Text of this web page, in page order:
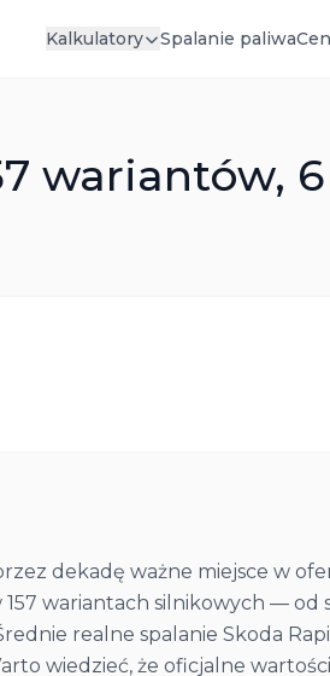
Kalkulatory Spalanie paliwa
wariantów,
dekadę ważne miejsce w
wariantach silnikowych —
realne spalanie Skoda
wiedzieć, że oficjalne